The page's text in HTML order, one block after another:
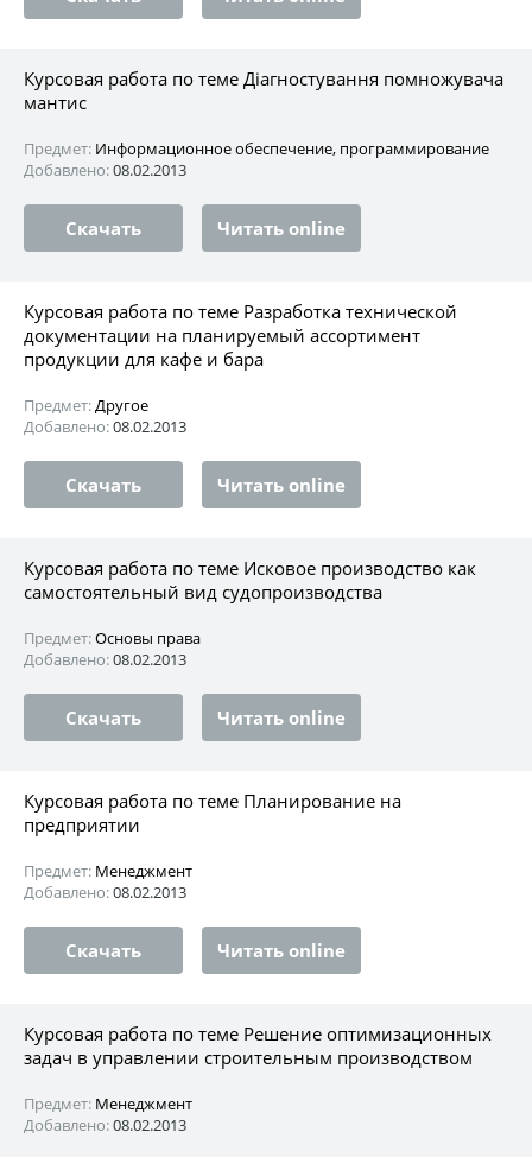
Курсовая работа по теме Діагностування помножувача
мантис
Предмет: Информационное обеспечение, программирование
Добавлено:08.02.2013
Скачать Читать online
Курсовая работа по теме Разработка технической
документации на планируемый ассортимент
продукции для кафе и бара
Предмет:Другое
Добавлено:08.02.2013
Скачать Читать online
Курсовая работа по теме Исковое производство как
самостоятельный вид судопроизводства
Предмет:Основы права
Добавлено:08.02.2013
Скачать Читать online
Курсовая работа по теме Планирование на
предприятии
Предмет: Менеджмент
Добавлено:08.02.2013
Скачать Читать online
Курсовая работа по теме Решение оптимизационных
задач в управлении строительным производством
Предмет: Менеджмент
Добавлено:08.02.2013